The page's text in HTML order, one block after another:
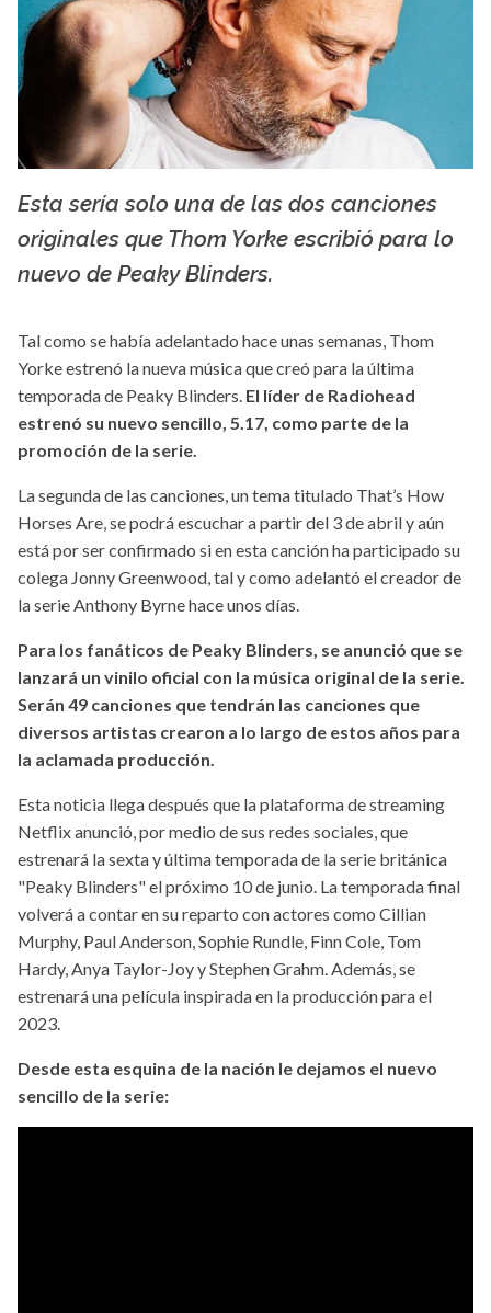
indiehoy.com
Esta sería solo una de las dos canciones
originales que Thom Yorke escribió para lo
nuevo de Peaky Blinders.
Tal como se había adelantado hace unas semanas, Thom
Yorke estrenó la nueva música que creó para la última
temporada de Peaky Blinders. El líder de Radiohead
estrenó su nuevo sencillo, 5.17, como parte de la
promoción de la serie.
La segunda de las canciones, un tema titulado That’s How
Horses Are, se podrá escuchar a partir del 3 de abril y aún
está por ser confirmado si en esta canción ha participado su
colega Jonny Greenwood, tal y como adelantó el creador de
la serie Anthony Byrne hace unos días.
Para los fanáticos de Peaky Blinders, se anunció que se
lanzará un vinilo oficial con la música original de la serie.
Serán 49 canciones que tendrán las canciones que
diversos artistas crearon a lo largo de estos años para
la aclamada producción.
Esta noticia llega después que la plataforma de streaming
Netflix anunció, por medio de sus redes sociales, que
estrenará la sexta y última temporada de la serie británica
"Peaky Blinders" el próximo 10 de junio. La temporada final
volverá a contar en su reparto con actores como Cillian
Murphy, Paul Anderson, Sophie Rundle, Finn Cole, Tom
Hardy, Anya Taylor-Joy y Stephen Grahm. Además, se
estrenará una película inspirada en la producción para el
2023.
Desde esta esquina de la nación le dejamos el nuevo
sencillo de la serie: